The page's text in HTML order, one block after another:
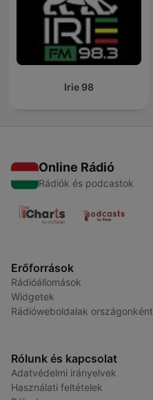
Irie 98
Online Rádió
Rádiók és podcastok
Erőforrások
Rádióállomások
Widgetek
Rádióweboldalak országonként
Rólunk és kapcsolat
Adatvédelmi irányelvek
Használati feltételek